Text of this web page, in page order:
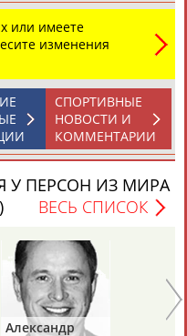
НАШИ КНОПКИ РЕКЛАМА
или имеете
изменения
СПОРТИВНЫЕ
НОВОСТИ И
КОММЕНТАРИИ
У ПЕРСОН ИЗ МИРА
ВЕСЬ СПИСОК
Александр